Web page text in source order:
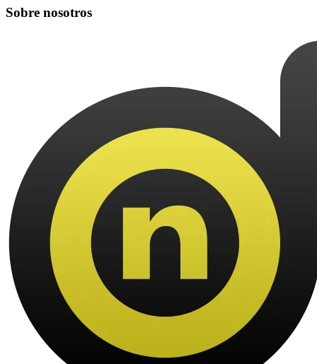
Sobre nosotros